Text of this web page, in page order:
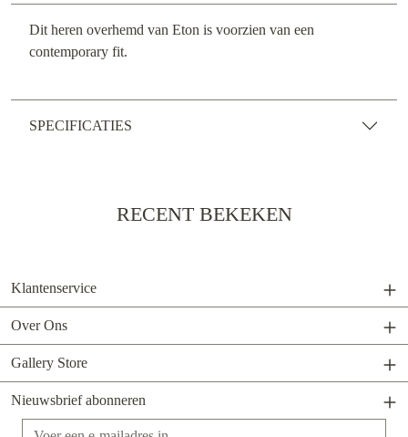
Dit heren overhemd van Eton is voorzien van een
contemporary fit.
SPECIFICATIES
RECENT BEKEKEN
Klantenservice
Over Ons
Gallery Store
Nieuwsbrief abonneren
E-mailadres*